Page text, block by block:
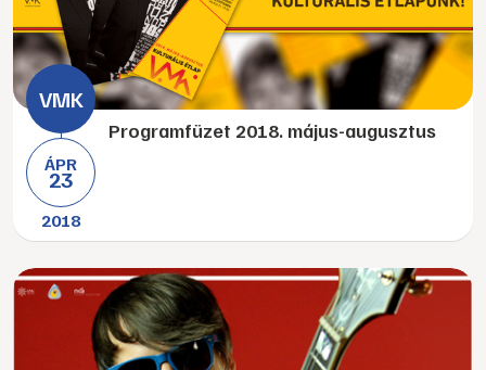
ÁPR
23
2018
Programfüzet 2018. május-augusztus